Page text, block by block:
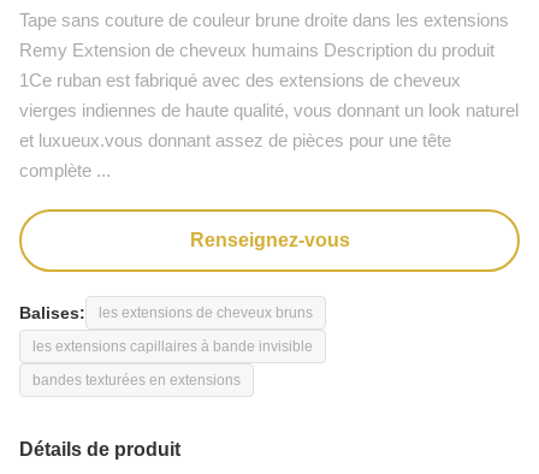
Tape sans couture de couleur brune droite dans les extensions
Remy Extension de cheveux humains Description du produit
1Ce ruban est fabriqué avec des extensions de cheveux
vierges indiennes de haute qualité, vous donnant un look naturel
et luxueux.vous donnant assez de pièces pour une tête
complète ...
Renseignez-vous
Balises:
les extensions de cheveux bruns
les extensions capillaires à bande invisible
bandes texturées en extensions
Détails de produit